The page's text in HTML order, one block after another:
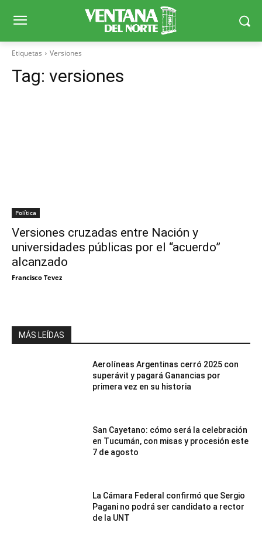
Etiquetas Versiones
Tag: versiones
Política
Versiones cruzadas entre Nación y
universidades públicas por el “acuerdo”
alcanzado
Francisco Tevez
MÁS LEÍDAS
Aerolíneas Argentinas cerró 2025 con
superávit y pagará Ganancias por
primera vez en su historia
San Cayetano: cómo será la celebración
en Tucumán, con misas y procesión este
7 de agosto
La Cámara Federal confirmó que Sergio
Pagani no podrá ser candidato a rector
de la UNT